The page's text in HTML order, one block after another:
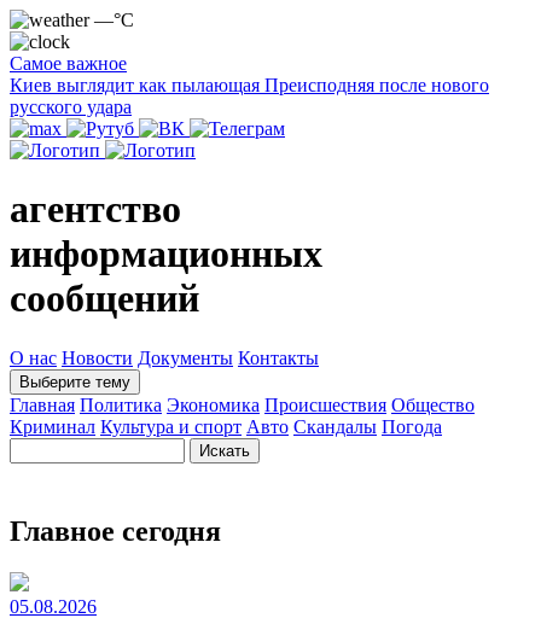
—°C
Самое важное
Киев выглядит как пылающая Преисподняя после нового
русского удара
агентство
информационных
сообщений
О нас Новости Документы Контакты
Выберите тему
Главная Политика Экономика Происшествия Общество
Криминал Культура и спорт Авто Скандалы Погода
Главное сегодня
05.08.2026